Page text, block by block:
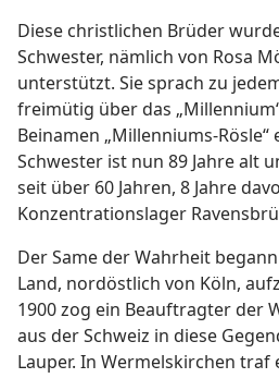
Diese christlichen Brüder
Schwester, nämlich von Rosa
unterstützt. Sie sprach zu
freimütig über das
Beinamen „Millenniums-Rösle“
Schwester ist nun 89 Jahre alt
seit über 60 Jahren, 8 Jahre
Konzentrationslager
Der Same der Wahrheit
Land, nordöstlich von Köln,
1900 zog ein Beauftragter der
aus der Schweiz in diese
Lauper. In Wermelskirchen